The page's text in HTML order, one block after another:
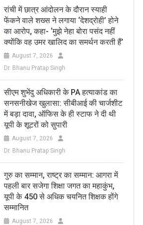
रांची में छात्र आंदोलन के दौरान स्याही
फेंकने वाले शख्स ने लगाया ‘देशद्रोही’ होने
का आरोप, कहा- ‘मुझे नेहा बोरा पसंद नहीं
क्योंकि वह उमर खालिद का समर्थन करती हैं’
August 7, 2026
Dr. Bhanu Pratap Singh
सीएम शुभेंदु अधिकारी के PA हत्याकांड का
सनसनीखेज खुलासा: सीबीआई की चार्जशीट
में बड़ा दावा, ऑफिस के ही स्टाफ ने दी थी
यूपी के शूटरों को सुपारी
August 7, 2026
Dr. Bhanu Pratap Singh
​गुरु का सम्मान, राष्ट्र का सम्मान: आगरा में
पहली बार सजेगा शिक्षा जगत का महाकुंभ,
यूपी के 450 से अधिक चयनित शिक्षक होंगे
सम्मानित
August 7, 2026